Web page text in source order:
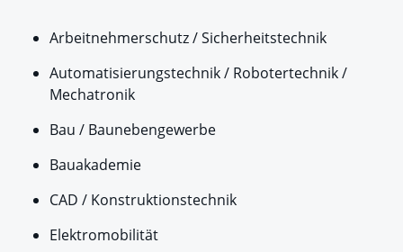
Arbeitnehmerschutz / Sicherheitstechnik
Automatisierungstechnik / Robotertechnik /
Mechatronik
Bau / Baunebengewerbe
Bauakademie
CAD / Konstruktionstechnik
Elektromobilität